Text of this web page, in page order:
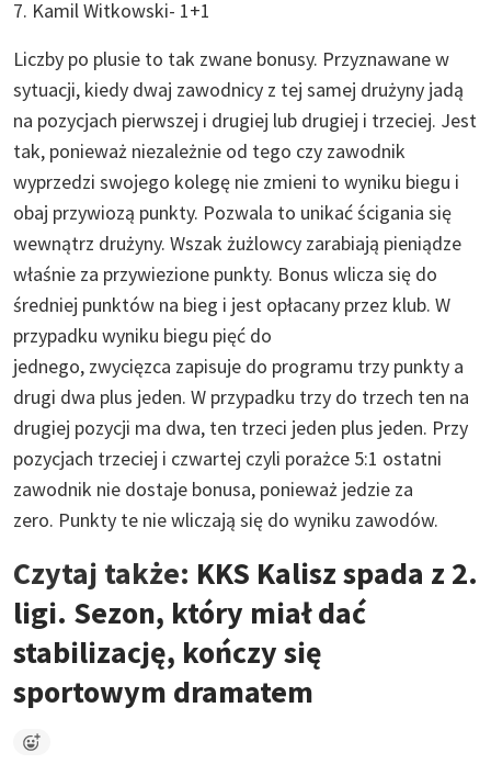
7. Kamil Witkowski- 1+1
Liczby po plusie to tak zwane bonusy. Przyznawane w
sytuacji, kiedy dwaj zawodnicy z tej samej drużyny jadą
na pozycjach pierwszej i drugiej lub drugiej i trzeciej. Jest
tak, ponieważ niezależnie od tego czy zawodnik
wyprzedzi swojego kolegę nie zmieni to wyniku biegu i
obaj przywiozą punkty. Pozwala to unikać ścigania się
wewnątrz drużyny. Wszak żużlowcy zarabiają pieniądze
właśnie za przywiezione punkty. Bonus wlicza się do
średniej punktów na bieg i jest opłacany przez klub. W
przypadku wyniku biegu pięć do
jednego, zwycięzca zapisuje do programu trzy punkty a
drugi dwa plus jeden. W przypadku trzy do trzech ten na
drugiej pozycji ma dwa, ten trzeci jeden plus jeden. Przy
pozycjach trzeciej i czwartej czyli porażce 5:1 ostatni
zawodnik nie dostaje bonusa, ponieważ jedzie za
zero. Punkty te nie wliczają się do wyniku zawodów.
Czytaj także: KKS Kalisz spada z 2.
ligi. Sezon, który miał dać
stabilizację, kończy się
sportowym dramatem